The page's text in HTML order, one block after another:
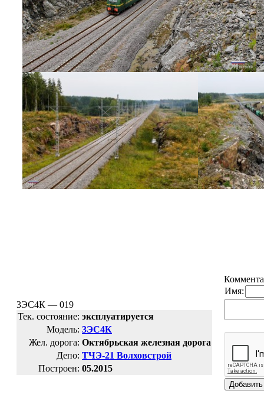
3ЭС4К — 019
Тек. состояние: эксплуатируется
Модель: 3ЭС4К
Жел. дорога: Октябрьская железная дорога
Депо: ТЧЭ-21 Волховстрой
Построен: 05.2015
Имя: